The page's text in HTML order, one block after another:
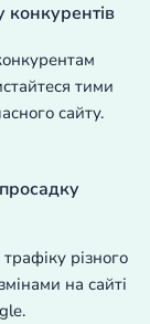
конкурентів
тими
сайту.
трафіку різного
на сайті